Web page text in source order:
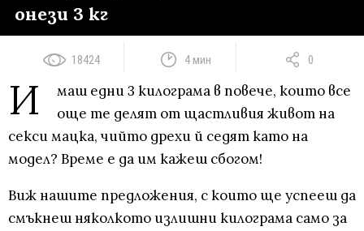
онези 3 кг
18424 4 мин 0
И
маш едни 3 килограма в повече, които все
още те делят от щастливия живот на
секси мацка, чийто дрехи й седят като на
модел? Време е да им кажеш сбогом!
Виж нашите предложения, с които ще успееш да
смъкнеш няколкото излишни килограма само за